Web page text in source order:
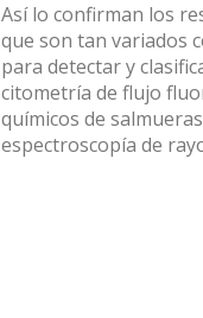
Así lo confirman los
que son tan variados
para detectar y
citometría de flujo
químicos de
espectroscopía de